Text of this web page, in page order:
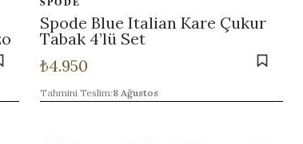
Spode Blue Italian Kare Çukur
Tabak 4’lü Set
₺4.950
Tahmini Teslim:8 Ağustos